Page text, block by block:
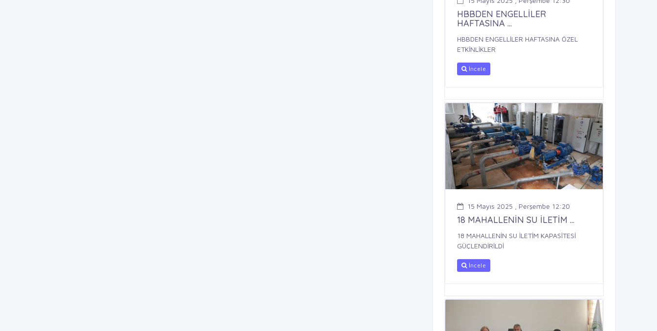
HBBDEN ENGELLİLER
HAFTASINA ...
HBBDEN ENGELLİLER HAFTASINA ÖZEL
ETKİNLİKLER
İncele
15 Mayıs 2025 , Perşembe 12:20
18 MAHALLENİN SU İLETİM ...
18 MAHALLENİN SU İLETİM KAPASİTESİ
GÜÇLENDİRİLDİ
İncele